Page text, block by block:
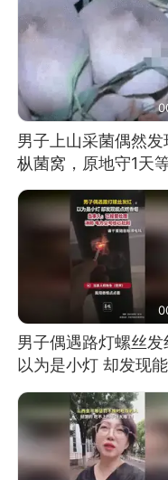
男子上山采菌偶然发
枞菌窝，原地守1天
长大：挖了140多朵
男子偶遇路灯螺丝发
以为是小灯 却发现
燃香烟 当事人：已
处理